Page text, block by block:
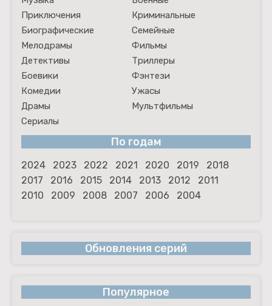
Приключения
Криминальные
Биографические
Семейные
Мелодрамы
Фильмы
Детективы
Триллеры
Боевики
Фэнтези
Комедии
Ужасы
Драмы
Мультфильмы
Сериалы
По годам
2024 2023 2022 2021 2020 2019
2018
2017
2016 2015 2014 2013 2012
2011
2010
2009 2008 2007 2006 2004
Обновления серий
Популярное